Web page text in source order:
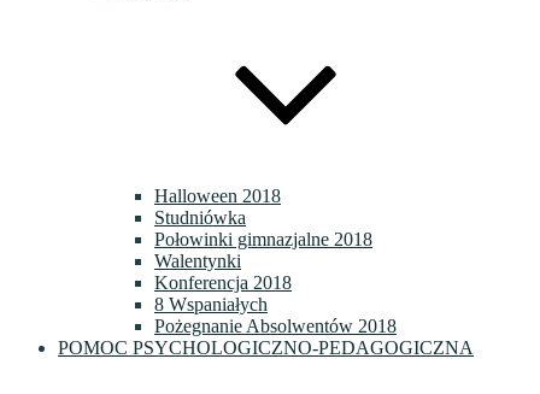
Halloween 2018
Studniówka
Połowinki gimnazjalne 2018
Walentynki
Konferencja 2018
8 Wspaniałych
Pożegnanie Absolwentów 2018
POMOC PSYCHOLOGICZNO-PEDAGOGICZNA